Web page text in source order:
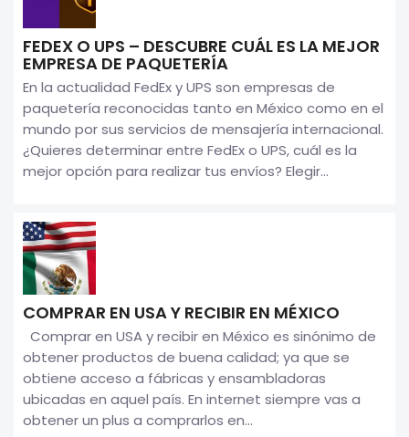
FEDEX O UPS – DESCUBRE CUÁL ES LA MEJOR
EMPRESA DE PAQUETERÍA
En la actualidad FedEx y UPS son empresas de
paquetería reconocidas tanto en México como en el
mundo por sus servicios de mensajería internacional.
¿Quieres determinar entre FedEx o UPS, cuál es la
mejor opción para realizar tus envíos? Elegir...
COMPRAR EN USA Y RECIBIR EN MÉXICO
Comprar en USA y recibir en México es sinónimo de
obtener productos de buena calidad; ya que se
obtiene acceso a fábricas y ensambladoras
ubicadas en aquel país. En internet siempre vas a
obtener un plus a comprarlos en...